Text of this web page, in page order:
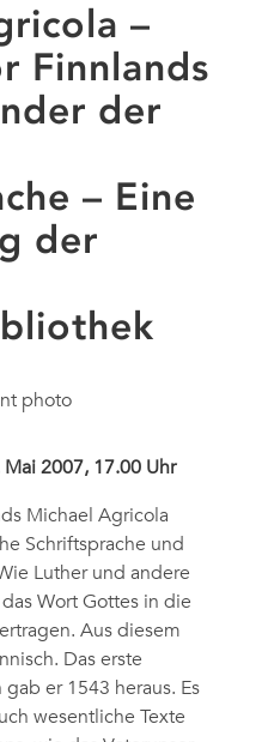
–
Finnlands
der
– Eine
der
2007, 17.00 Uhr
Michael Agricola
Schriftsprache und
Luther und andere
Wort Gottes in die
Aus diesem
Das erste
er 1543 heraus. Es
wesentliche Texte